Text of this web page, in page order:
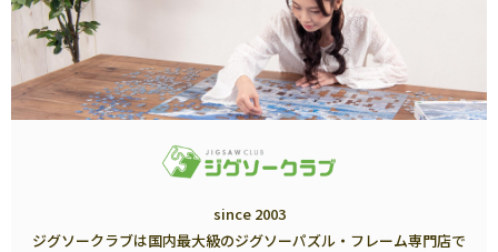
since 2003
ジグソークラブは国内最大級のジグソーパズル・フレーム専門店で